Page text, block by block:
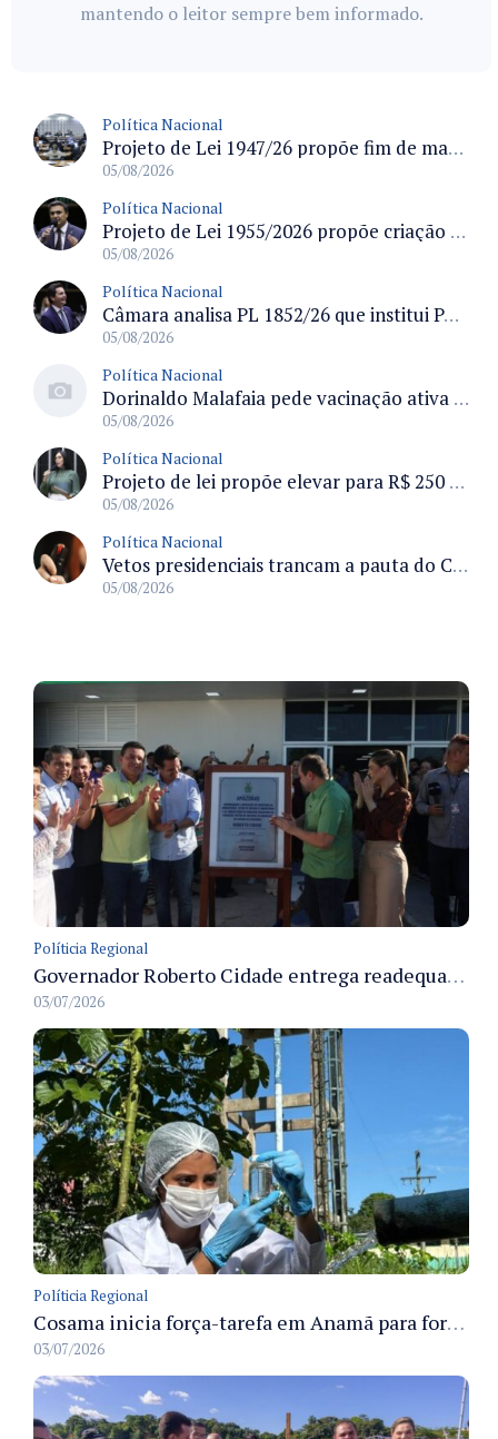
mantendo o leitor sempre bem informado.
Política Nacional
Projeto de Lei 1947/26 propõe fim de margens para cartão de crédito e consignado do INSS
05/08/2026
Política Nacional
Projeto de Lei 1955/2026 propõe criação de geração livre de fumo ao restringir venda de vapes a nascidos desde 1º de janeiro de 2009
05/08/2026
Política Nacional
Câmara analisa PL 1852/26 que institui Política Nacional de Gestão de Desempenho e Eficiência para servidores públicos
05/08/2026
Política Nacional
Dorinaldo Malafaia pede vacinação ativa ao Ministério da Saúde para reverter queda na cobertura vacinal no Brasil
05/08/2026
Política Nacional
Projeto de lei propõe elevar para R$ 250 mil limite de isenção do IPI para pessoas com deficiência e autismo
05/08/2026
Política Nacional
Vetos presidenciais trancam a pauta do Congresso com 87 itens pendentes e incluem trechos do Orçamento de 2026
05/08/2026
Políticia Regional
Governador Roberto Cidade entrega readequação do ambulatório da FCecon e amplia capacidade de atendimento oncológico em Manaus
03/07/2026
Políticia Regional
Cosama inicia força-tarefa em Anamã para fortalecer abastecimento de água e segurança hídrica da população
03/07/2026